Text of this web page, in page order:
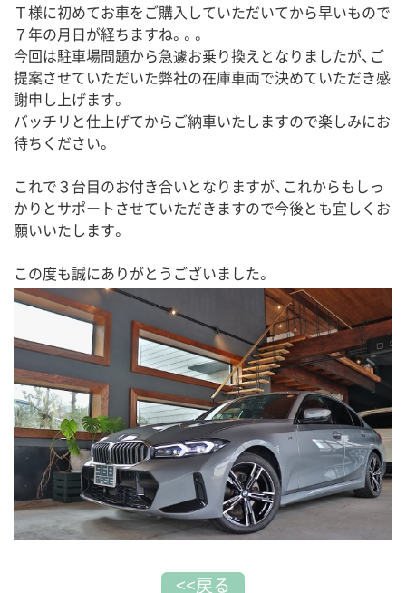
Ｔ様に初めてお車をご購入していただいてから早いもので
７年の月日が経ちますね。。。
今回は駐車場問題から急遽お乗り換えとなりましたが、ご
提案させていただいた弊社の在庫車両で決めていただき感
謝申し上げます。
バッチリと仕上げてからご納車いたしますので楽しみにお
待ちください。
これで３台目のお付き合いとなりますが、これからもしっ
かりとサポートさせていただきますので今後とも宜しくお
願いいたします。
この度も誠にありがとうございました。
<<戻る